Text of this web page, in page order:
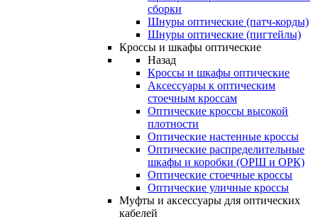
сборки
Шнуры оптические (патч-корды)
Шнуры оптические (пигтейлы)
Кроссы и шкафы оптические
Назад
Кроссы и шкафы оптические
Аксессуары к оптическим
стоечным кроссам
Оптические кроссы высокой
плотности
Оптические настенные кроссы
Оптические распределительные
шкафы и коробки (ОРШ и ОРК)
Оптические стоечные кроссы
Оптические уличные кроссы
Муфты и аксессуары для оптических
кабелей